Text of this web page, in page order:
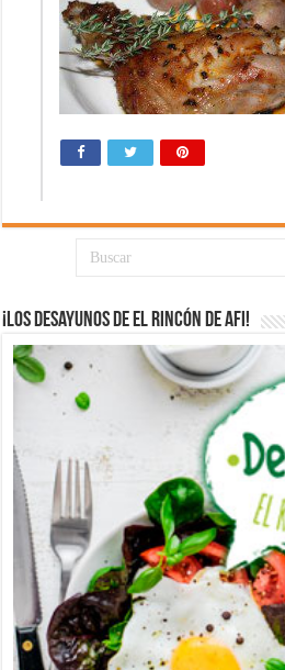
¡Los desayunos de El Rincón de Afi!